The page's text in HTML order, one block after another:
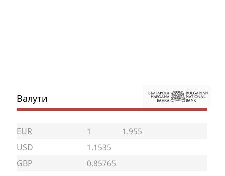
Валути
EUR 1
1.955
USD
1.1535
GBP
0.85765